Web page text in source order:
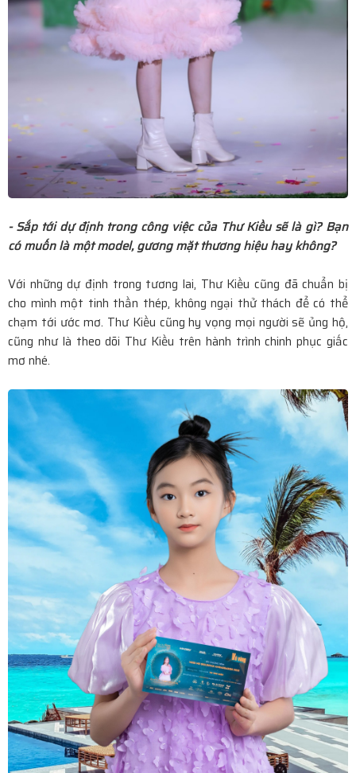
- Sắp tới dự định trong công việc của Thư Kiều sẽ là gì? Bạn
có muốn là một model, gương mặt thương hiệu hay không?
Với những dự định trong tương lai, Thư Kiều cũng đã chuẩn bị
cho mình một tinh thần thép, không ngại thử thách để có thể
chạm tới ước mơ. Thư Kiều cũng hy vọng mọi người sẽ ủng hộ,
cũng như là theo dõi Thư Kiều trên hành trình chinh phục giấc
mơ nhé.